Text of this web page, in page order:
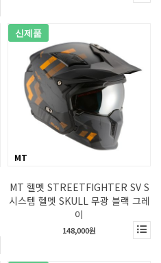
신제품
MT
MT 헬멧 STREETFIGHTER SV S
시스템 헬멧 SKULL 무광 블랙 그레
이
148,000원